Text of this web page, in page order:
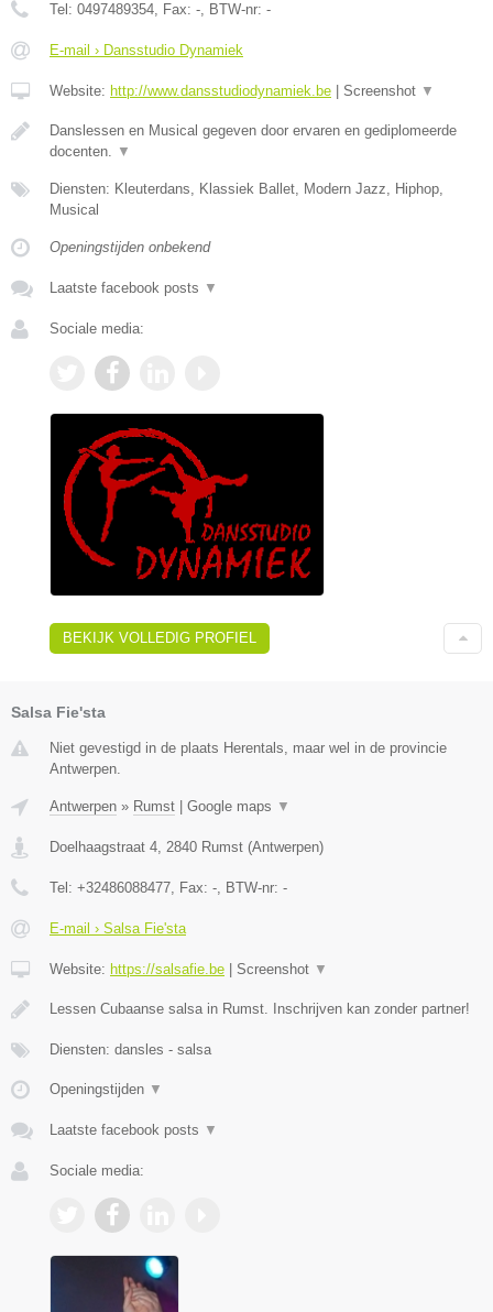
Tel: 0497489354, Fax: -, BTW-nr: -
E-mail › Dansstudio Dynamiek
Website: http://www.dansstudiodynamiek.be Screenshot ▼
Danslessen en Musical gegeven door ervaren en gediplomeerde
docenten. ▼
Diensten: Kleuterdans, Klassiek Ballet, Modern Jazz, Hiphop,
Musical
Openingstijden onbekend
Laatste facebook posts ▼
Sociale media:
BEKIJK VOLLEDIG PROFIEL
Salsa Fie'sta
Niet gevestigd in de plaats Herentals, maar wel in de provincie
Antwerpen.
Antwerpen » Rumst Google maps ▼
Doelhaagstraat 4, 2840 Rumst (Antwerpen)
Tel: +32486088477, Fax: -, BTW-nr: -
E-mail › Salsa Fie'sta
Website: https://salsafie.be Screenshot ▼
Lessen Cubaanse salsa in Rumst. Inschrijven kan zonder partner!
Diensten: dansles - salsa
Openingstijden ▼
Laatste facebook posts ▼
Sociale media: